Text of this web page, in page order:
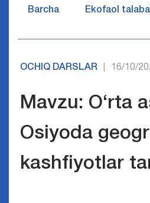
Barcha Ekofaol
OCHIQ DARSLAR 16/10/
Mavzu: O‘rta
Osiyoda
kashfiyotlar